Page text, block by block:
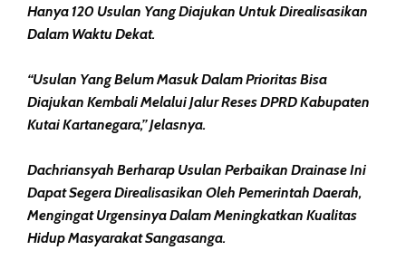
Hanya 120 Usulan Yang Diajukan Untuk Direalisasikan
Dalam Waktu Dekat.
“Usulan Yang Belum Masuk Dalam Prioritas Bisa
Diajukan Kembali Melalui Jalur Reses DPRD Kabupaten
Kutai Kartanegara,” Jelasnya.
Dachriansyah Berharap Usulan Perbaikan Drainase Ini
Dapat Segera Direalisasikan Oleh Pemerintah Daerah,
Mengingat Urgensinya Dalam Meningkatkan Kualitas
Hidup Masyarakat Sangasanga.